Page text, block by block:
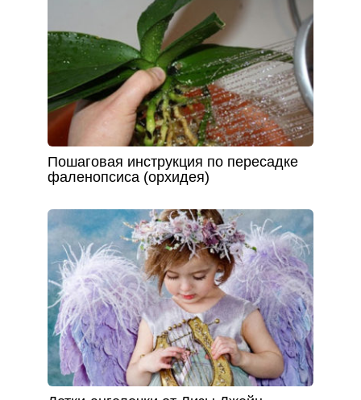
Пошаговая инструкция по пересадке
фаленопсиса (орхидея)